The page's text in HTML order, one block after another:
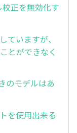
正を無効化す
いますが、
とができなく
のモデルはあ
を使用出来る